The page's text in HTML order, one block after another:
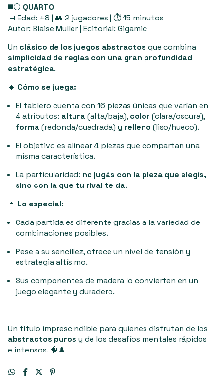
◼️⚪ QUARTO
📅 Edad: +8 | 👥 2 jugadores | ⏱️ 15 minutos
Autor: Blaise Muller | Editorial: Gigamic
Un clásico de los juegos abstractos que combina
simplicidad de reglas con una gran profundidad
estratégica.
🔹 Cómo se juega:
El tablero cuenta con 16 piezas únicas que varían en
4 atributos: altura(alta/baja), color (clara/oscura),
forma(redonda/cuadrada) y relleno (liso/hueco).
El objetivo es alinear 4 piezas que compartan una
misma característica.
La particularidad: no jugás con la pieza que elegís,
sino con la que tu rival te da.
🔹 Lo especial:
Cada partida es diferente gracias a la variedad de
combinaciones posibles.
Pese a su sencillez, ofrece un nivel de tensión y
estrategia altísimo.
Sus componentes de madera lo convierten en un
juego elegante y duradero.
Un título imprescindible para quienes disfrutan de los
abstractos puros y de los desafíos mentales rápidos
e intensos. 🧠♟️